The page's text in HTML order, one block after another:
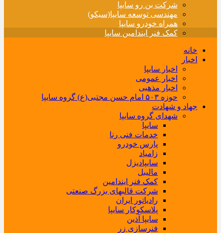
شرکت بن رو سایپا
مهندسی توسعه سایپا(سیکو)
همراه خودرو سایپا
کمک فنر ایندامین سایپا
خانه
اخبار
اخبار سایپا
اخبار عمومی
اخبار مذهبی
حوزه ۵۰۳ امام حسن مجتبی(ع) گروه سایپا
جهاد و شهادت
شهدای گروه سایپا
سایپا
خدمات فنی رنا
پارس خودرو
زامیاد
سایپادیزل
مالیبل
کمک فنر ایندامین
شرکت قالبهای بزرگ صنعتی
رادیاتور ایران
پلاسکوکار سایپا
سایپا آذین
فنرسازی زر